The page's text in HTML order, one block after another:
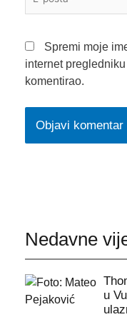
pošta*
Spremi moje
internet
komentirao.
Nedavne
u